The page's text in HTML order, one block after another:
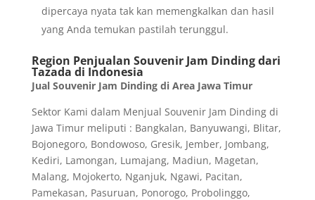
dipercaya nyata tak kan memengkalkan dan hasil
yang Anda temukan pastilah terunggul.
Region Penjualan Souvenir Jam Dinding dari
Tazada di Indonesia
Jual Souvenir Jam Dinding di Area Jawa Timur
Sektor Kami dalam Menjual Souvenir Jam Dinding di
Jawa Timur meliputi : Bangkalan, Banyuwangi, Blitar,
Bojonegoro, Bondowoso, Gresik, Jember, Jombang,
Kediri, Lamongan, Lumajang, Madiun, Magetan,
Malang, Mojokerto, Nganjuk, Ngawi, Pacitan,
Pamekasan, Pasuruan, Ponorogo, Probolinggo,